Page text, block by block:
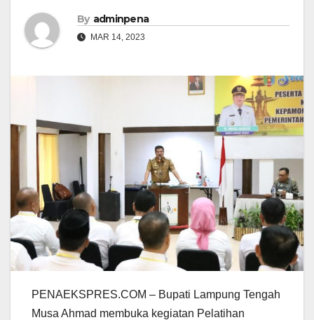
By adminpena
MAR 14, 2023
PENAEKSPRES.COM – Bupati Lampung Tengah
Musa Ahmad membuka kegiatan Pelatihan